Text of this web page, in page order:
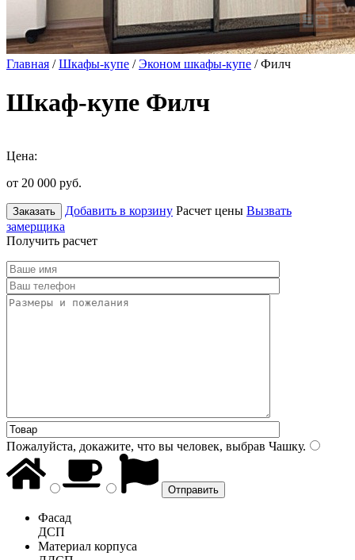
Главная /Шкафы-купе /Эконом шкафы-купе / Филч
Шкаф-купе Филч
Цена:
от 20 000 руб.
Заказать Добавить в корзину Расчет цены Вызвать
замерщика
Получить расчет
Пожалуйста, докажите, что вы человек, выбрав Чашку.
Фасад
ДСП
Материал корпуса